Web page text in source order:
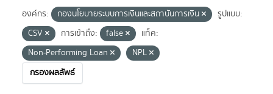
องค์กร: กองนโยบายระบบการเงินและสถาบันการเงิน
รูปแบบ:
CSV
การเข้าถึง: false
แท็ค:
Non-Performing Loan
NPL
กรองผลลัพธ์